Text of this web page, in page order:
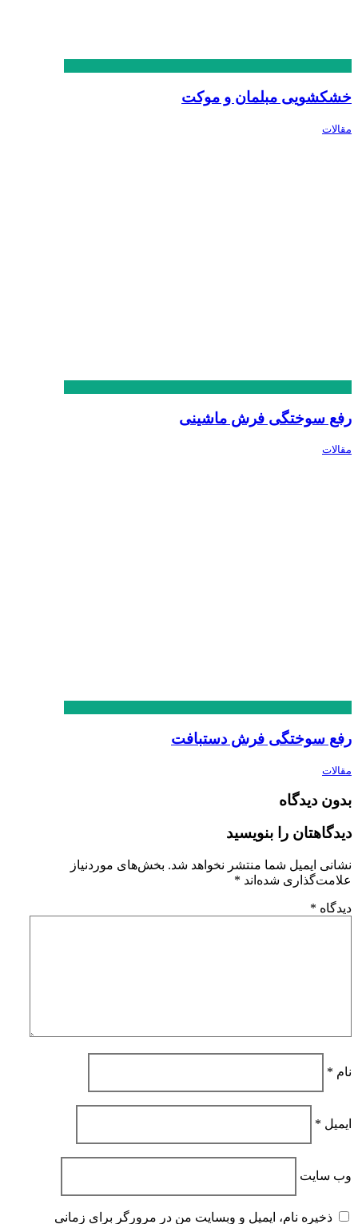
خشکشویی مبلمان و موکت
مقالات
رفع سوختگی فرش ماشینی
مقالات
رفع سوختگی فرش دستبافت
مقالات
بدون دیدگاه
دیدگاهتان را بنویسید
نشانی ایمیل شما منتشر نخواهد شد. بخش‌های موردنیاز
علامت‌گذاری شده‌اند *
دیدگاه *
نام *
ایمیل *
وب‌ سایت
ذخیره نام، ایمیل و وبسایت من در مرورگر برای زمانی